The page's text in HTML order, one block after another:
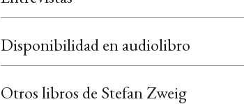
Disponibilidad en audiolibro
Otros libros de Stefan Zweig